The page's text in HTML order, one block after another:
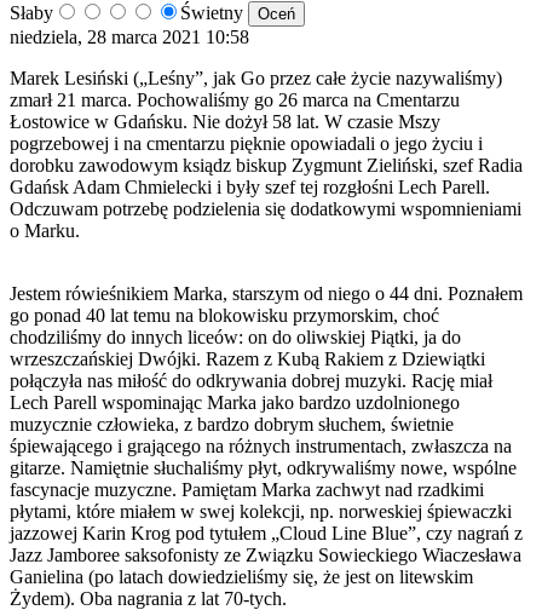
Słaby
Świetny
niedziela, 28 marca 2021 10:58
Marek Lesiński („Leśny”, jak Go przez całe życie nazywaliśmy)
zmarł 21 marca. Pochowaliśmy go 26 marca na Cmentarzu
Łostowice w Gdańsku. Nie dożył 58 lat. W czasie Mszy
pogrzebowej i na cmentarzu pięknie opowiadali o jego życiu i
dorobku zawodowym ksiądz biskup Zygmunt Zieliński, szef Radia
Gdańsk Adam Chmielecki i były szef tej rozgłośni Lech Parell.
Odczuwam potrzebę podzielenia się dodatkowymi wspomnieniami
o Marku.
Jestem rówieśnikiem Marka, starszym od niego o 44 dni. Poznałem
go ponad 40 lat temu na blokowisku przymorskim, choć
chodziliśmy do innych liceów: on do oliwskiej Piątki, ja do
wrzeszczańskiej Dwójki. Razem z Kubą Rakiem z Dziewiątki
połączyła nas miłość do odkrywania dobrej muzyki. Rację miał
Lech Parell wspominając Marka jako bardzo uzdolnionego
muzycznie człowieka, z bardzo dobrym słuchem, świetnie
śpiewającego i grającego na różnych instrumentach, zwłaszcza na
gitarze. Namiętnie słuchaliśmy płyt, odkrywaliśmy nowe, wspólne
fascynacje muzyczne. Pamiętam Marka zachwyt nad rzadkimi
płytami, które miałem w swej kolekcji, np. norweskiej śpiewaczki
jazzowej Karin Krog pod tytułem „Cloud Line Blue”, czy nagrań z
Jazz Jamboree saksofonisty ze Związku Sowieckiego Wiaczesława
Ganielina (po latach dowiedzieliśmy się, że jest on litewskim
Żydem). Oba nagrania z lat 70-tych.